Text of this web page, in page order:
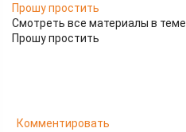
Прошу простить
Смотреть все материалы в теме
Прошу простить
Комментировать